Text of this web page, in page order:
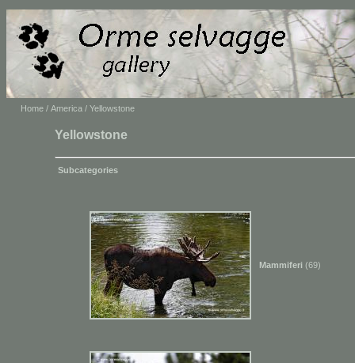
Home / America / Yellowstone
Yellowstone
Subcategories
Mammiferi (69)